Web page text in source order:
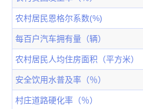
农村居民恩格尔系数(%)
每百户汽车拥有量（辆）
农村居民人均住房面积（平方米）
安全饮用水普及率（％）
村庄道路硬化率（％）